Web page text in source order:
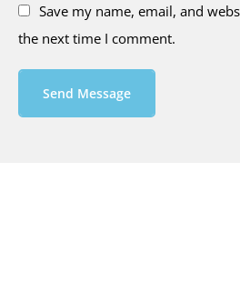
Save my name, email, and
the next time I comment.
Send Message